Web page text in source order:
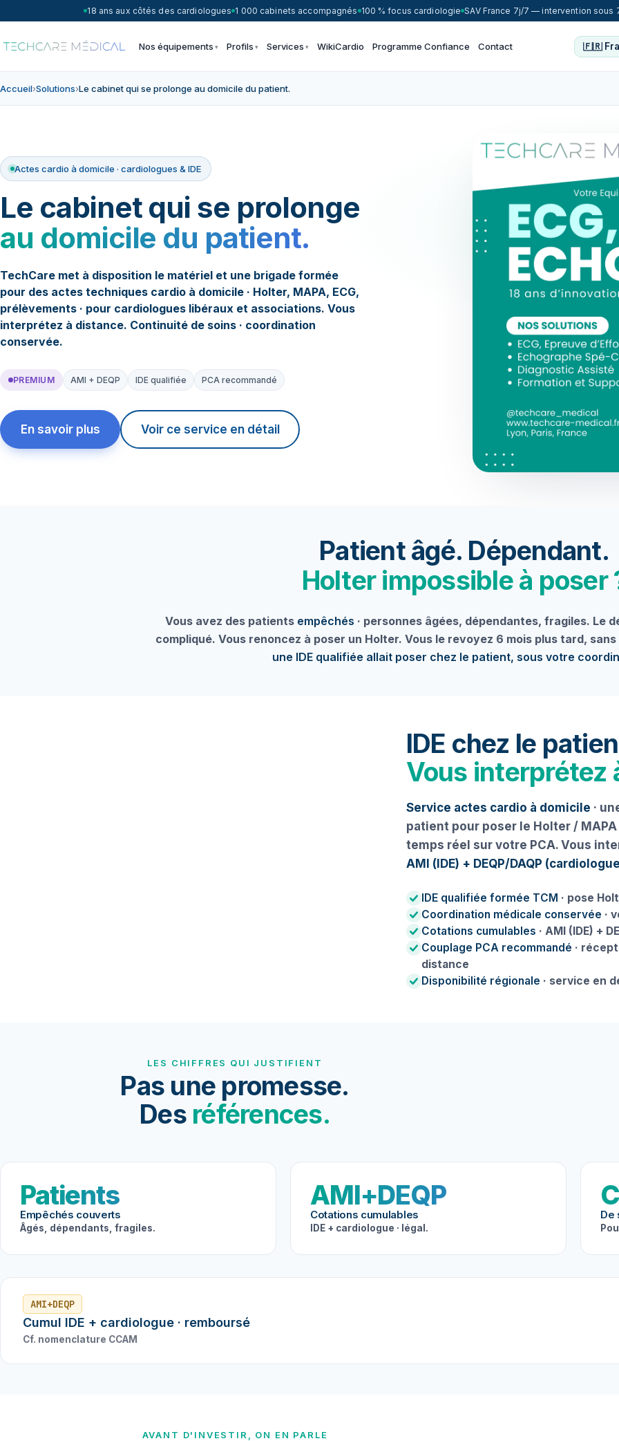
18 ans aux côtés des cardiologues 1 000 cabinets accompagnés 100 % focus cardiologie SAV France 7j/7 — intervention sous
Nos équipements Profils Services WikiCardio Programme Confiance Contact
Accueil›Solutions›Le cabinet qui se prolonge au domicile du patient.
Actes cardio à domicile · cardiologues & IDE
Le cabinet qui se prolonge
au domicile du patient.
TechCare met à disposition le matériel et une brigade formée
pour des actes techniques cardio à domicile · Holter, MAPA, ECG,
prélèvements · pour cardiologues libéraux et associations. Vous
interprétez à distance. Continuité de soins · coordination
conservée.
PREMIUM AMI + DEQP IDE qualifiée PCA recommandé
En savoir plus Voir ce service en détail
Patient âgé. Dépendant.
Holter impossible à poser
Vous avez des patients empêchés · personnes âgées, dépendantes, fragiles. Le
compliqué. Vous renoncez à poser un Holter. Vous le revoyez 6 mois plus tard,
une IDE qualifiée allait poser chez le patient, sous votre
IDE chez le
Vous interprétez
Service actes cardio à domicile ·
patient pour poser le Holter /
temps réel sur votre PCA. Vous
AMI (IDE) + DEQP/DAQP
IDE qualifiée formée TCM · pose
Coordination médicale conservée ·
Cotations cumulables · AMI (IDE) +
Couplage PCA recommandé ·
distance
Disponibilité régionale · service en
LES CHIFFRES QUI JUSTIFIENT
Pas une promesse.
Des références.
Patients
Empêchés couverts
Âgés, dépendants, fragiles.
AMI+DEQP
Cotations cumulables
IDE + cardiologue · légal.
De
AMI+DEQP
Cumul IDE + cardiologue · remboursé
Cf. nomenclature CCAM
AVANT D'INVESTIR, ON EN PARLE